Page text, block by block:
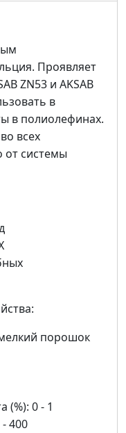
Проявляет
ZN53 и AKSAB
в
в полиолефинах.
всех
от системы
порошок
(%): 0 - 1
400